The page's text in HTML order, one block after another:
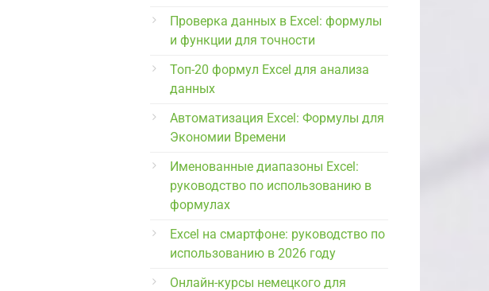
Проверка данных в Excel: формулы
и функции для точности
Топ-20 формул Excel для анализа
данных
Автоматизация Excel: Формулы для
Экономии Времени
Именованные диапазоны Excel:
руководство по использованию в
формулах
Excel на смартфоне: руководство по
использованию в 2026 году
Онлайн-курсы немецкого для